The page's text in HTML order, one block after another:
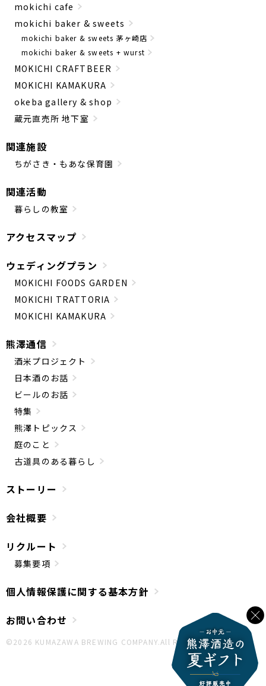
mokichi cafe
mokichi baker & sweets
mokichi baker & sweets 茅ヶ崎店
mokichi baker & sweets + wurst
MOKICHI CRAFTBEER
MOKICHI KAMAKURA
okeba gallery & shop
蔵元直売所 地下室
関連施設
ちがさき・もあな保育園
関連活動
暮らしの教室
アクセスマップ
ウェディングプラン
MOKICHI FOODS GARDEN
MOKICHI TRATTORIA
MOKICHI KAMAKURA
熊澤通信
酒米プロジェクト
日本酒のお話
ビールのお話
特集
熊澤トピックス
庭のこと
古道具のある暮らし
ストーリー
会社概要
リクルート
募集要項
個人情報保護に関する基本方針
お問い合わせ
©︎2026 KUMAZAWA BREWING COMPANY.All Rights Reserved.